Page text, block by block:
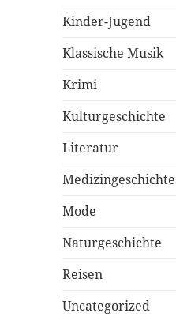
Kinder-Jugend
Klassische Musik
Krimi
Kulturgeschichte
Literatur
Medizingeschichte
Mode
Naturgeschichte
Reisen
Uncategorized